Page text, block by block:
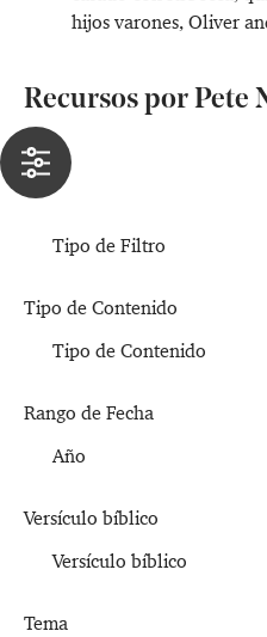
hijos varones, Oliver
Recursos por Pete
Tipo de Filtro
Tipo de Contenido
Tipo de Contenido
Rango de Fecha
Año
Versículo bíblico
Versículo bíblico
Tema